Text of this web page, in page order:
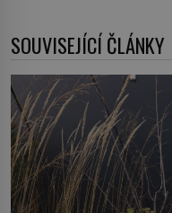
SOUVISEJÍCÍ ČLÁNKY